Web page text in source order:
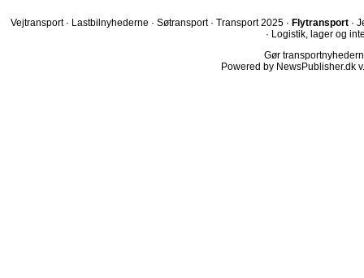
Vejtransport · Lastbilnyhederne · Søtransport · Transport 2025 · Flytransport ·
· Logistik, lager og
Gør
Powered by NewsPublisher.dk